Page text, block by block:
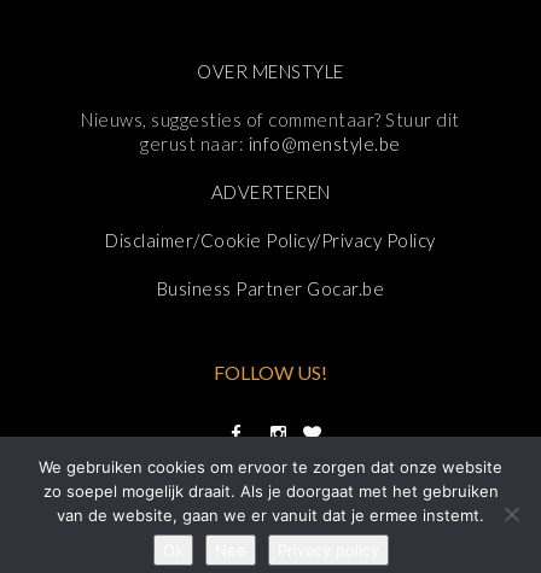
OVER MENSTYLE
Nieuws, suggesties of commentaar? Stuur dit
gerust naar: info@menstyle.be
ADVERTEREN
Disclaimer/Cookie Policy/Privacy Policy
Business Partner Gocar.be
FOLLOW US!
HOSTING DOOR FRAAI
We gebruiken cookies om ervoor te zorgen dat onze website
zo soepel mogelijk draait. Als je doorgaat met het gebruiken
van de website, gaan we er vanuit dat je ermee instemt.